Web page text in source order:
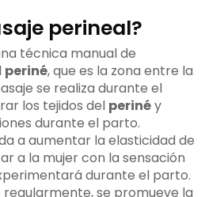
perineal?
técnica manual de
periné, que es la zona entre la
se realiza durante el
los tejidos del perinéy
durante el parto.
a aumentar la elasticidad de
a la mujer con la sensación
durante el parto.
se promueve la